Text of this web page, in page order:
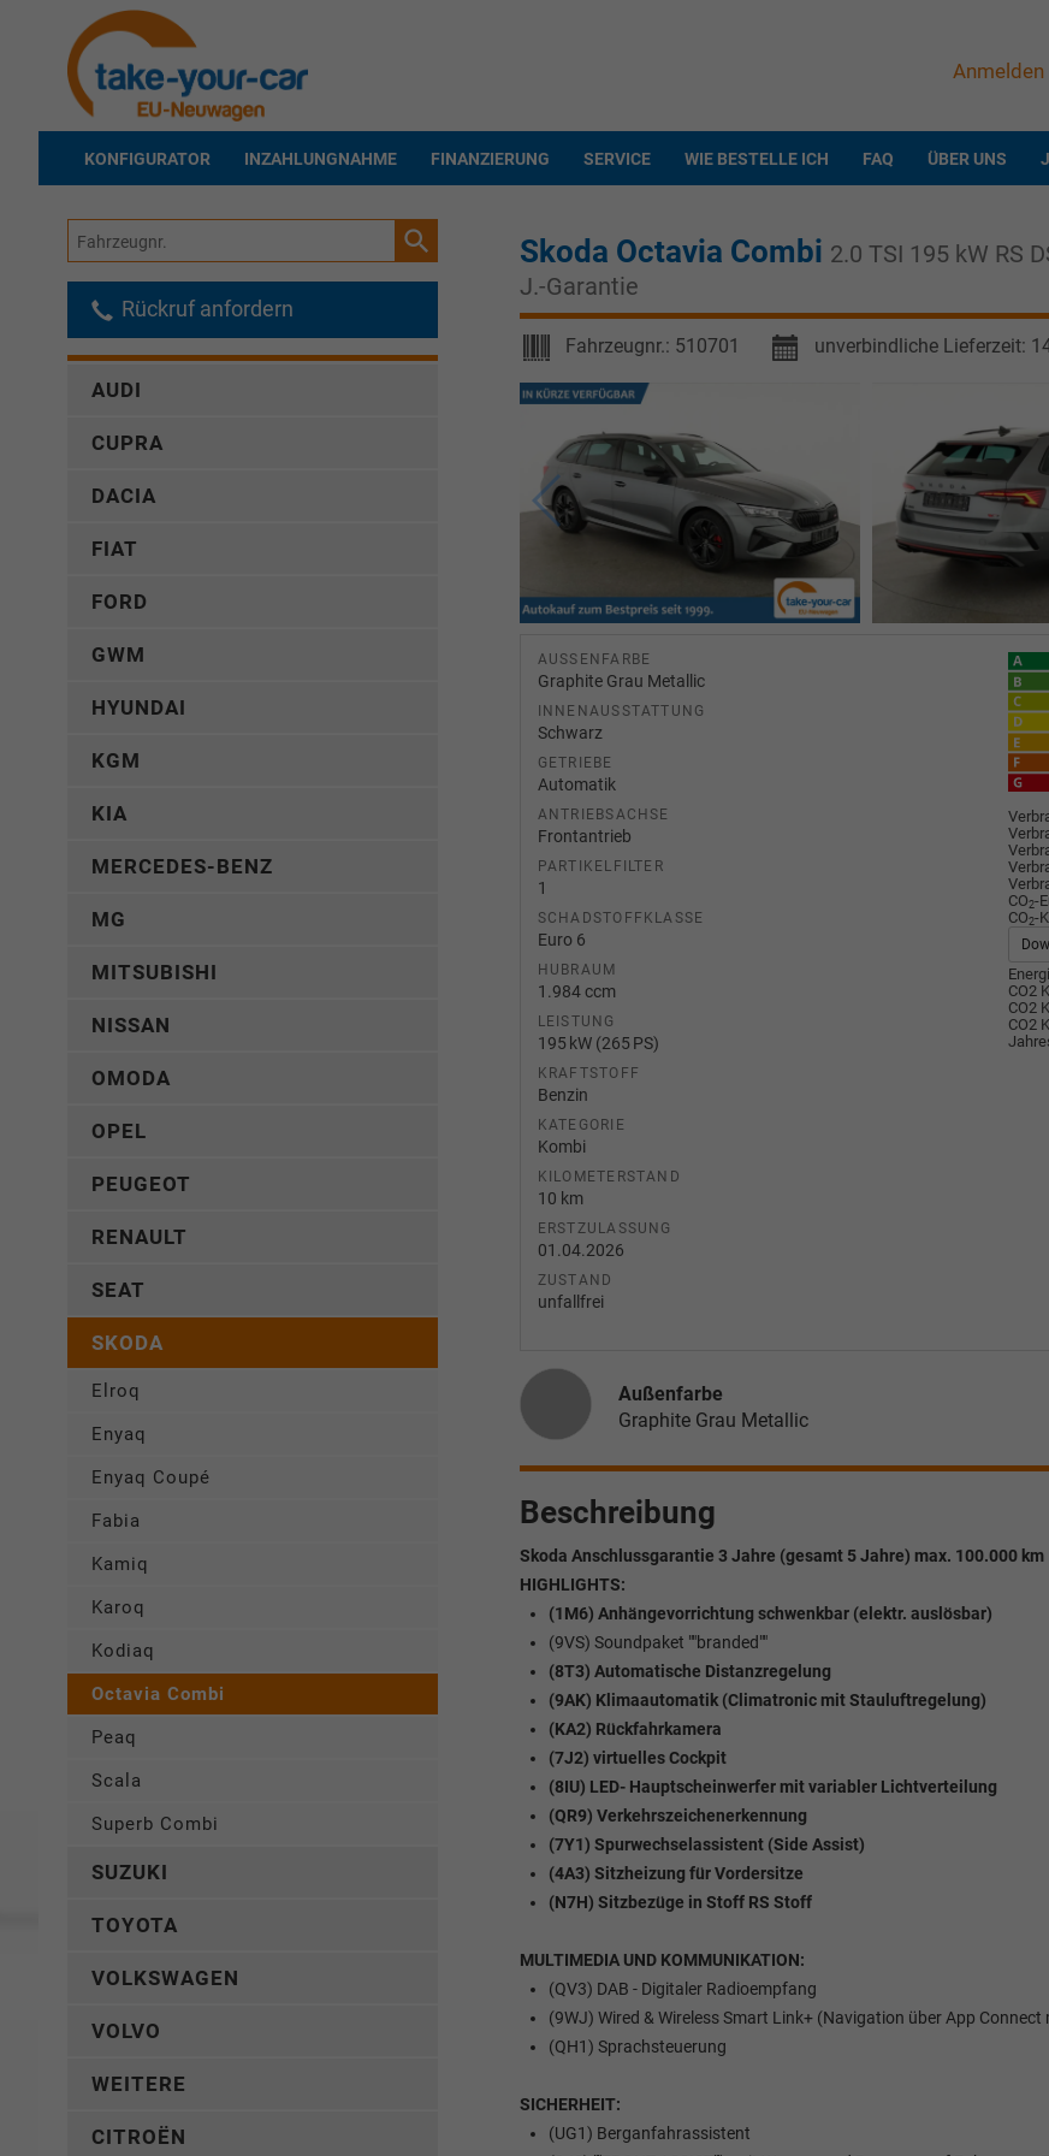
Anmelden
KONFIGURATOR INZAHLUNGNAHME FINANZIERUNG SERVICE WIE BESTELLE ICH FAQ ÜBER UNS
Skoda Octavia Combi 2.0 TSI 195 kW RS
J.-Garantie
Fahrzeugnr.: 510701 unverbindliche Lieferzeit:
AUSSENFARBE
Graphite Grau Metallic
INNENAUSSTATTUNG
Schwarz
GETRIEBE
Automatik
ANTRIEBSACHSE
Frontantrieb
PARTIKELFILTER
1
SCHADSTOFFKLASSE
Euro 6
HUBRAUM
1.984 ccm
LEISTUNG
195 kW (265 PS)
KRAFTSTOFF
Benzin
KATEGORIE
Kombi
KILOMETERSTAND
10 km
ERSTZULASSUNG
01.04.2026
ZUSTAND
unfallfrei
CO2-
CO2-
CO2
CO2
CO2
Außenfarbe
Graphite Grau Metallic
Beschreibung
Skoda Anschlussgarantie 3 Jahre (gesamt 5 Jahre) max. 100.000 km
HIGHLIGHTS:
(1M6) Anhängevorrichtung schwenkbar (elektr. auslösbar)
(9VS) Soundpaket ""branded""
(8T3) Automatische Distanzregelung
(9AK) Klimaautomatik (Climatronic mit Stauluftregelung)
(KA2) Rückfahrkamera
(7J2) virtuelles Cockpit
(8IU) LED- Hauptscheinwerfer mit variabler Lichtverteilung
(QR9) Verkehrszeichenerkennung
(7Y1) Spurwechselassistent (Side Assist)
(4A3) Sitzheizung für Vordersitze
(N7H) Sitzbezüge in Stoff RS Stoff
MULTIMEDIA UND KOMMUNIKATION:
(QV3) DAB - Digitaler Radioempfang
(9WJ) Wired & Wireless Smart Link+ (Navigation über App
(QH1) Sprachsteuerung
SICHERHEIT:
(UG1) Berganfahrassistent
Fahrzeugnr.
Rückruf anfordern
AUDI
CUPRA
DACIA
FIAT
FORD
GWM
HYUNDAI
KGM
KIA
MERCEDES-BENZ
MG
MITSUBISHI
NISSAN
OMODA
OPEL
PEUGEOT
RENAULT
SEAT
SKODA
Elroq
Enyaq
Enyaq Coupé
Fabia
Kamiq
Karoq
Kodiaq
Octavia Combi
Peaq
Scala
Superb Combi
SUZUKI
TOYOTA
VOLKSWAGEN
VOLVO
WEITERE
CITROËN